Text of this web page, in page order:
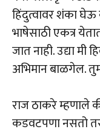
हिंदुत्वावर शंका घेऊ
भाषेसाठी एकत्र
जात नाही. उद्या
अभिमान बाळगेल.
राज ठाकरे म्हणाले
कडवटपणा नसतो